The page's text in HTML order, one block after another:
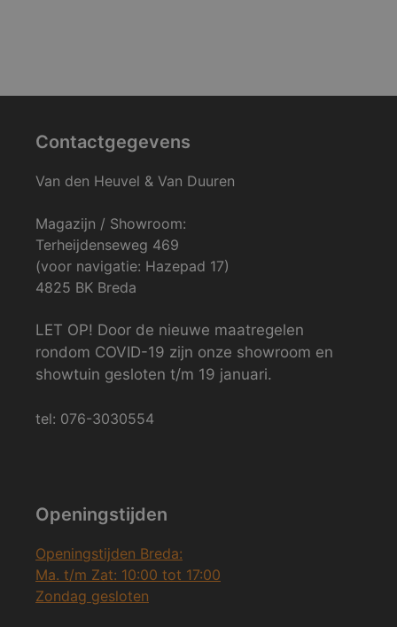
Contactgegevens
Van den Heuvel & Van Duuren
Magazijn / Showroom:
Terheijdenseweg 469
(voor navigatie: Hazepad 17)
4825 BK Breda
LET OP! Door de nieuwe maatregelen
rondom COVID-19 zijn onze showroom en
showtuin gesloten t/m 19 januari.
tel: 076-3030554
Openingstijden
Openingstijden Breda:
Ma. t/m Zat: 10:00 tot 17:00
Zondag gesloten